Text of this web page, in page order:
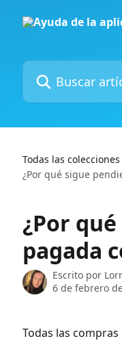
Buscar artículos...
Todas las colecciones
¿Por qué sigue
¿Por
pagada
Escrito por
6 de febrero
Todas las